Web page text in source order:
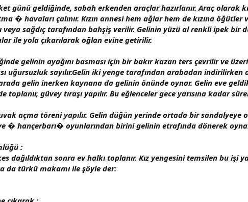
günü geldiğinde, sabah erkenden araçlar hazırlanır. Araç olarak
� havaları çalınır. Kızın annesi hem ağlar hem de kızına
veya sağdıç tarafından bahşiş verilir. Gelinin yüzü al renkli ipek
ile yola çıkarılarak oğlan evine getirilir.
gelinin ayağını basması için bir bakır kazan ters çevrilir ve
uğursuzluk sayılır.Gelin iki yenge tarafından arabadan
gelin inerken kaynana da gelinin önünde oynar. Gelin eve
toplanır, güvey tıraşı yapılır. Bu eğlenceler gece yarısına kadar
açma töreni yapılır. Gelin düğün yerinde ortada bir sandalyeye
hançerbarı� oyunlarından birini gelinin etrafında dönerek
:
dağıldıktan sonra ev halkı toplanır. Kız yengesini temsilen bu
da türkü makamı ile şöyle der: